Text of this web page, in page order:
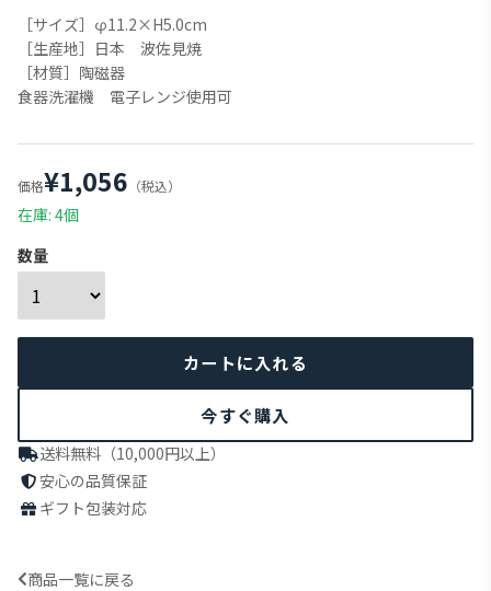
［サイズ］φ11.2×H5.0cm
［生産地］日本 波佐見焼
［材質］陶磁器
食器洗濯機 電子レンジ使用可
価格¥1,056 （税込）
在庫: 4個
数量
今すぐ購入
送料無料（10,000円以上）
安心の品質保証
ギフト包装対応
商品一覧に戻る